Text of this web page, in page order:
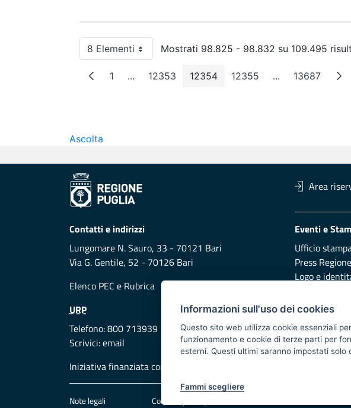
8 ElementiPer paginaMostrati 98.825 - 98.832 su 109.495
Pagina
1 ...Pagine intermedie
Pagina
12353 Pagina
12354 Pagina
12355 ...Pagine intermedie
Pagina
13687
Ascolta
Area
Contatti e indirizzi
Lungomare N. Sauro, 33 - 70121 Bari
Via G. Gentile, 52 - 70126 Bari
Elenco PEC e Rubrica
Eventi e
Ufficio
Press Regione
Logo e
URP
Telefono: 800 713939
Scrivici:email
Redazione
Presentazione
Responsabili
Iniziativa finanziata con risorse del POR Puglia 2014/2020 - Asse XI
Note legali Cookie e privacy
Informazioni sull'uso dei cookies
Questo sito web utilizza cookie essenziali
funzionamento e cookie di terze parti per
esterni. Questi ultimi saranno impostati solo
Fammi scegliere